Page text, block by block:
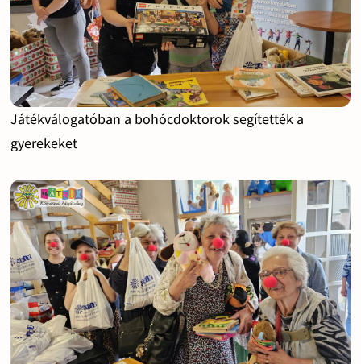
Játékválogatóban a bohócdoktorok segítették a
gyerekeket